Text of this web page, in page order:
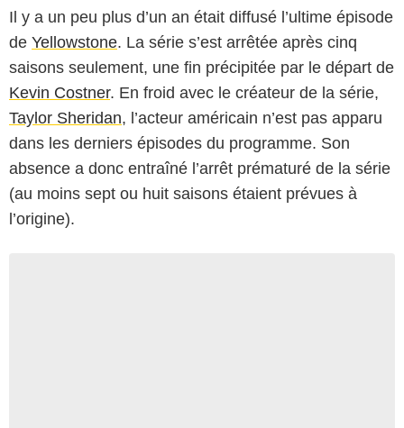
Il y a un peu plus d’un an était diffusé l’ultime épisode
de Yellowstone. La série s’est arrêtée après cinq
saisons seulement, une fin précipitée par le départ de
Kevin Costner. En froid avec le créateur de la série,
Taylor Sheridan, l’acteur américain n’est pas apparu
dans les derniers épisodes du programme. Son
absence a donc entraîné l’arrêt prématuré de la série
(au moins sept ou huit saisons étaient prévues à
l’origine).